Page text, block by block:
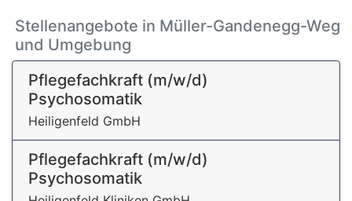
Stellenangebote in Müller-Gandenegg-Weg
und Umgebung
Pflegefachkraft (m/w/d)
Psychosomatik
Heiligenfeld GmbH
Pflegefachkraft (m/w/d)
Psychosomatik